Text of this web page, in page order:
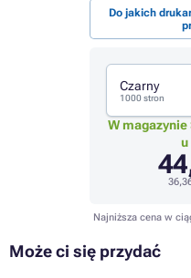
Do jakich
Czarny
1000 stron
W magazynie
u
Najniższa cena w
Może ci się przydać